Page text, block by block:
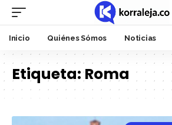
Inicio Quiénes Sómos Noticias
Etiqueta:Roma